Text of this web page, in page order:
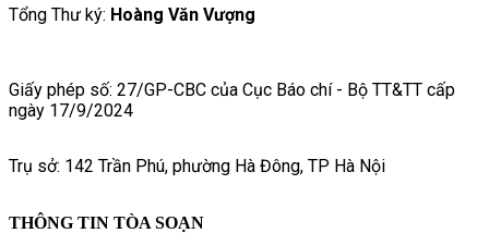
Tổng Thư ký: Hoàng Văn Vượng
Giấy phép số: 27/GP-CBC của Cục Báo chí - Bộ TT&TT cấp
ngày 17/9/2024
Trụ sở: 142 Trần Phú, phường Hà Đông, TP Hà Nội
THÔNG TIN TÒA SOẠN